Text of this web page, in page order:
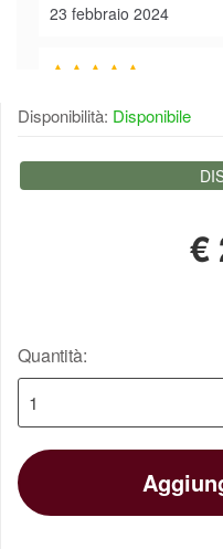
23 febbraio 2024
27 ottobre 2016
Molto bella sono
Disponibilità: Disponibile
€
Quantità: